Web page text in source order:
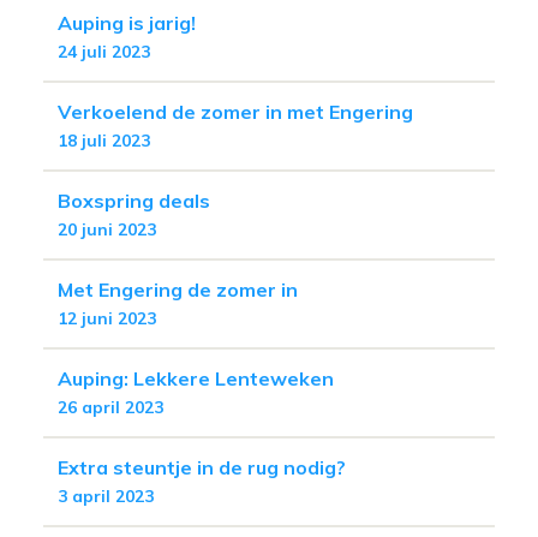
Auping is jarig!
24 juli 2023
Verkoelend de zomer in met Engering
18 juli 2023
Boxspring deals
20 juni 2023
Met Engering de zomer in
12 juni 2023
Auping: Lekkere Lenteweken
26 april 2023
Extra steuntje in de rug nodig?
3 april 2023